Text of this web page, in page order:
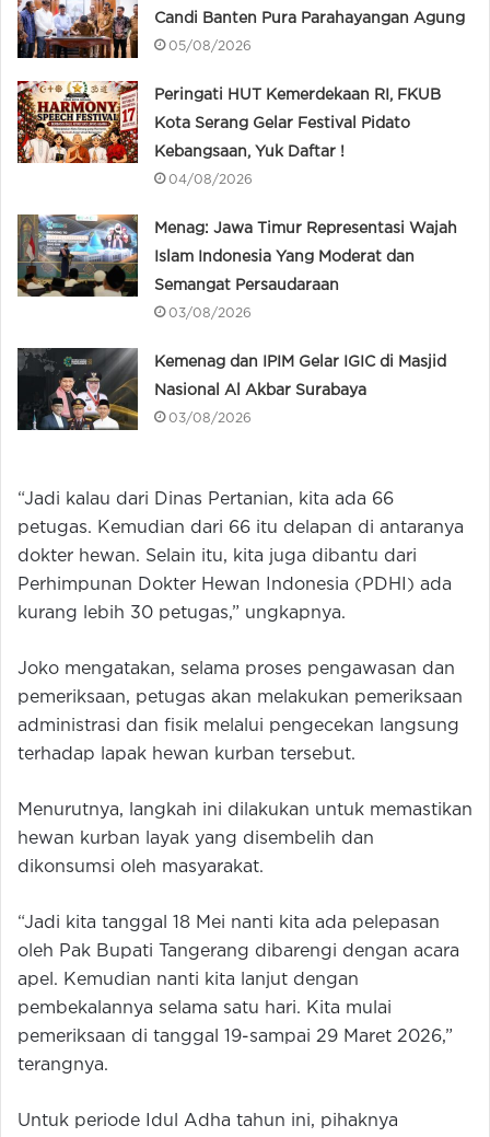
Candi Banten Pura Parahayangan Agung
05/08/2026
Peringati HUT Kemerdekaan RI, FKUB
Kota Serang Gelar Festival Pidato
Kebangsaan, Yuk Daftar !
04/08/2026
Menag: Jawa Timur Representasi Wajah
Islam Indonesia Yang Moderat dan
Semangat Persaudaraan
03/08/2026
Kemenag dan IPIM Gelar IGIC di Masjid
Nasional Al Akbar Surabaya
03/08/2026
“Jadi kalau dari Dinas Pertanian, kita ada 66
petugas. Kemudian dari 66 itu delapan di antaranya
dokter hewan. Selain itu, kita juga dibantu dari
Perhimpunan Dokter Hewan Indonesia (PDHI) ada
kurang lebih 30 petugas,” ungkapnya.
Joko mengatakan, selama proses pengawasan dan
pemeriksaan, petugas akan melakukan pemeriksaan
administrasi dan fisik melalui pengecekan langsung
terhadap lapak hewan kurban tersebut.
Menurutnya, langkah ini dilakukan untuk memastikan
hewan kurban layak yang disembelih dan
dikonsumsi oleh masyarakat.
“Jadi kita tanggal 18 Mei nanti kita ada pelepasan
oleh Pak Bupati Tangerang dibarengi dengan acara
apel. Kemudian nanti kita lanjut dengan
pembekalannya selama satu hari. Kita mulai
pemeriksaan di tanggal 19-sampai 29 Maret 2026,”
terangnya.
Untuk periode Idul Adha tahun ini, pihaknya